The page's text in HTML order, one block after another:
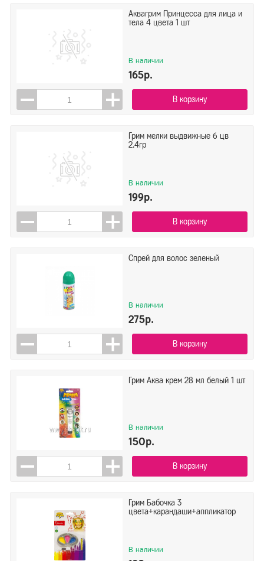
Аквагрим Принцесса для лица и
тела 4 цвета 1 шт
В наличии
165р.
В корзину
Грим мелки выдвижные 6 цв
2.4гр
В наличии
199р.
В корзину
Спрей для волос зеленый
В наличии
275р.
В корзину
Грим Аква крем 28 мл белый 1 шт
В наличии
150р.
В корзину
Грим Бабочка 3
цвета+карандаши+аппликатор
В наличии